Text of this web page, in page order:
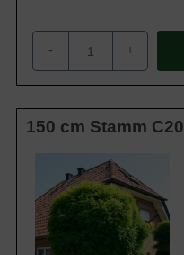
- +
150 cm Stamm C20